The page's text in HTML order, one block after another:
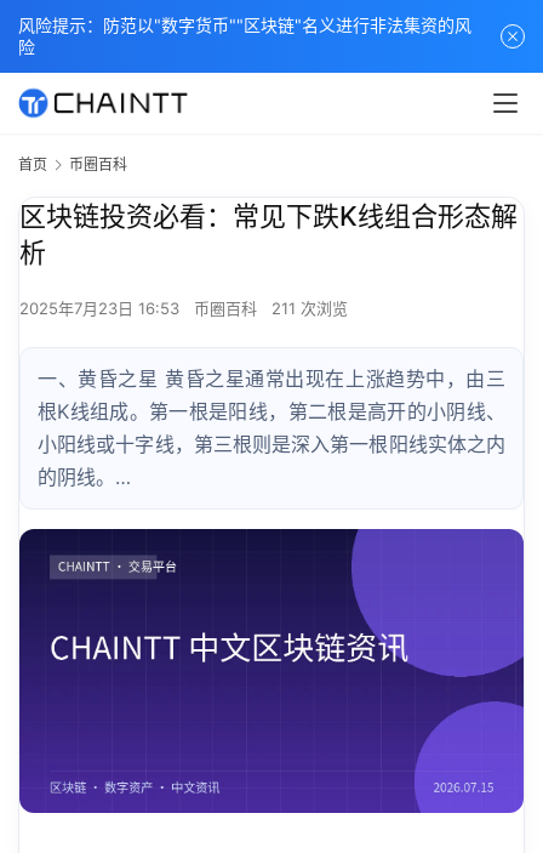
首页 币圈百科
区块链投资必看：常见下跌K线组合形态解
析
2025年7月23日 16:53 币圈百科 211 次浏览
一、黄昏之星 黄昏之星通常出现在上涨趋势中，由三
根K线组成。第一根是阳线，第二根是高开的小阴线、
小阳线或十字线，第三根则是深入第一根阳线实体之内
的阴线。…
风险提示：防范以"数字货币""区块链"名义进行非法集资的风
险